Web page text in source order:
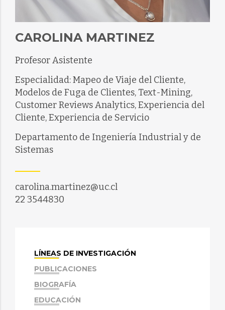
CAROLINA MARTINEZ
Profesor Asistente
Especialidad: Mapeo de Viaje del Cliente,
Modelos de Fuga de Clientes, Text-Mining,
Customer Reviews Analytics, Experiencia del
Cliente, Experiencia de Servicio
Departamento de Ingeniería Industrial y de
Sistemas
carolina.martinez@uc.cl
22 3544830
LÍNEAS DE INVESTIGACIÓN
PUBLICACIONES
BIOGRAFÍA
EDUCACIÓN